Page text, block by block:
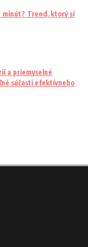
minút? Trend, ktorý si
a priemyselné
súčasti efektívneho